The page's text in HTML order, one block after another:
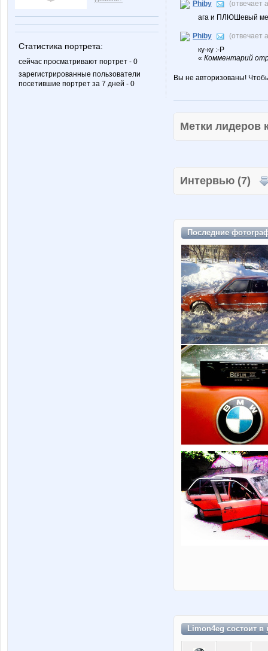
Статистика портрета:
сейчас просматривают портрет - 0
зарегистрированные пользователи
посетившие портрет за 7 дней - 0
Phiby
(отвечает
ага и ПЛЮШевый
Phiby
(отвечает
ку-ку :-Р
« Комментарий
Вы не авторизованы!
Метки
Интервью (7)
Последние
Limon4eg состоит в